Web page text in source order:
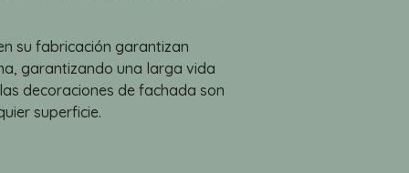
su fabricación garantizan
garantizando una larga vida
decoraciones de fachada son
superficie.